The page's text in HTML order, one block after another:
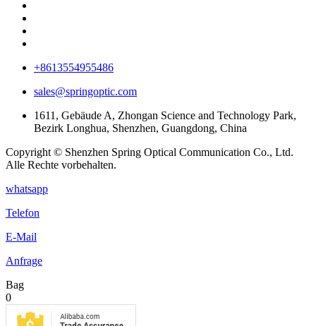
+8613554955486
sales@springoptic.com
1611, Gebäude A, Zhongan Science and Technology Park,
Bezirk Longhua, Shenzhen, Guangdong, China
Copyright © Shenzhen Spring Optical Communication Co., Ltd.
Alle Rechte vorbehalten.
whatsapp
Telefon
E-Mail
Anfrage
Bag
0